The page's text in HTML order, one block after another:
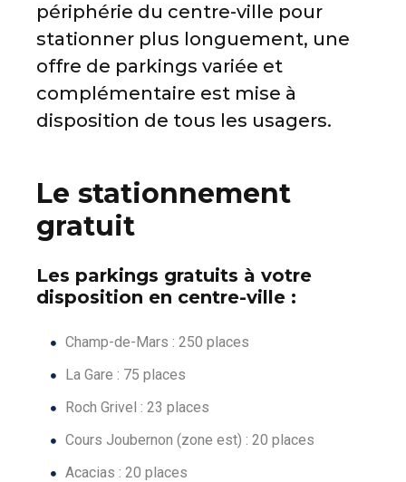
périphérie du centre-ville pour
stationner plus longuement, une
offre de parkings variée et
complémentaire est mise à
disposition de tous les usagers.
Le stationnement
gratuit
Les parkings gratuits à votre
disposition en centre-ville :
Champ-de-Mars : 250 places
La Gare : 75 places
Roch Grivel : 23 places
Cours Joubernon (zone est) : 20 places
Acacias : 20 places